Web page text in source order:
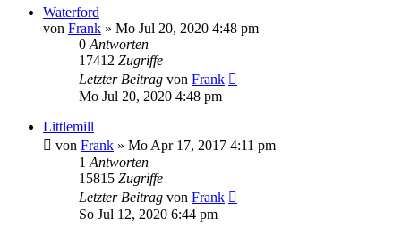
Waterford
von Frank » Mo Jul 20, 2020 4:48 pm
0 Antworten
17412 Zugriffe
Letzter Beitrag von Frank
Mo Jul 20, 2020 4:48 pm
Littlemill
von Frank » Mo Apr 17, 2017 4:11 pm
1 Antworten
15815 Zugriffe
Letzter Beitrag von Frank
So Jul 12, 2020 6:44 pm